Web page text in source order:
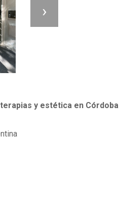
›
y estética en Córdoba